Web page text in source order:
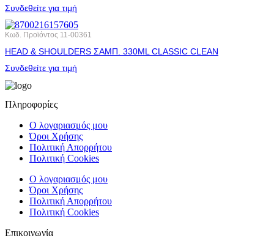
Συνδεθείτε για τιμή
Κωδ. Προϊόντος 11-00361
HEAD & SHOULDERS ΣΑΜΠ. 330ML CLASSIC CLEAN
Συνδεθείτε για τιμή
Πληροφορίες
Ο λογαριασμός μου
Όροι Χρήσης
Πολιτική Απορρήτου
Πολιτική Cookies
Ο λογαριασμός μου
Όροι Χρήσης
Πολιτική Απορρήτου
Πολιτική Cookies
Επικοινωνία